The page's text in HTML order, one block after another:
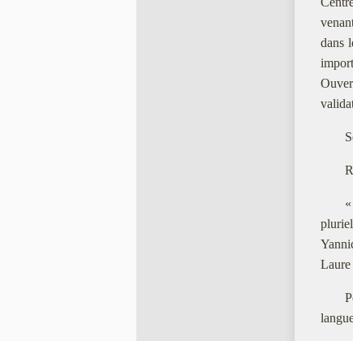
dans